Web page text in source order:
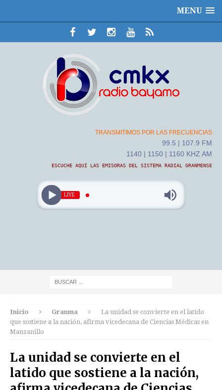
MENU
TRANSMITIMOS POR LAS FRECUENCIAS
99.5 | 107.9 FM
1140 | 1150 | 1160 KHZ AM
ESCUCHE AQUÍ LAS EMISORAS DEL SISTEMA RADIAL GRANMENSE
LIVE
Inicio Granma
La unidad se convierte en el latido
que sostiene a la nación, afirma vicedecana de Ciencias Médicas en
Manzanillo
La unidad se convierte en el
latido que sostiene a la nación,